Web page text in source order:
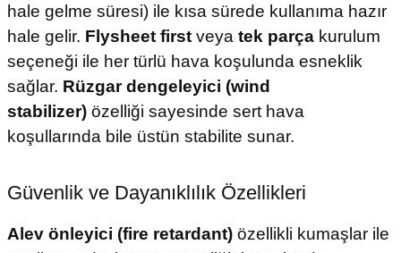
hale gelme süresi) ile kısa sürede kullanıma hazır
hale gelir. Flysheet firstveya tek parçakurulum
seçeneği ile her türlü hava koşulunda esneklik
sağlar. Rüzgar dengeleyici (wind
stabilizer)özelliği sayesinde sert hava
koşullarında bile üstün stabilite sunar.
Güvenlik ve Dayanıklılık Özellikleri
Alev önleyici (fire retardant)özellikli kumaşlar ile